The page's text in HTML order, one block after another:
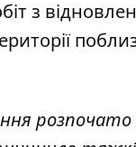
з
розпочато